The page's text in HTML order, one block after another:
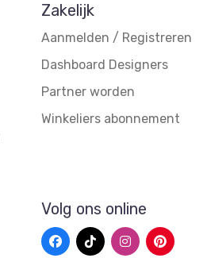
Zakelijk
Aanmelden / Registreren
Dashboard Designers
Partner worden
Winkeliers abonnement
Volg ons online